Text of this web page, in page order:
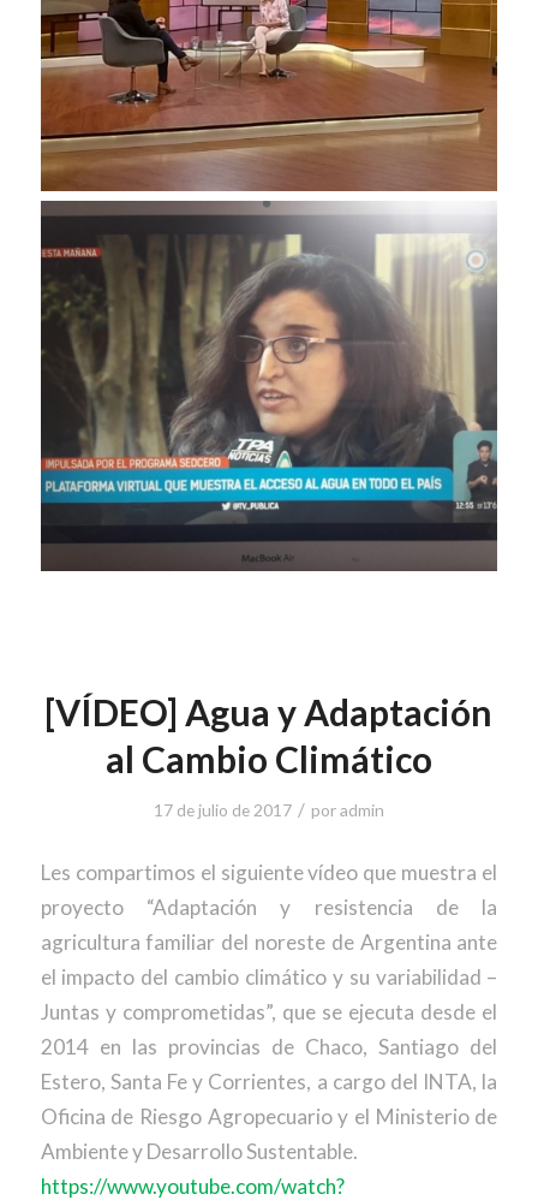
[VÍDEO] Agua y Adaptación
al Cambio Climático
17 de julio de 2017 / poradmin
Les compartimos el siguiente vídeo que muestra el
proyecto “Adaptación y resistencia de la
agricultura familiar del noreste de Argentina ante
el impacto del cambio climático y su variabilidad –
Juntas y comprometidas”, que se ejecuta desde el
2014 en las provincias de Chaco, Santiago del
Estero, Santa Fe y Corrientes, a cargo del INTA, la
Oficina de Riesgo Agropecuario y el Ministerio de
Ambiente y Desarrollo Sustentable.
https://www.youtube.com/watch?